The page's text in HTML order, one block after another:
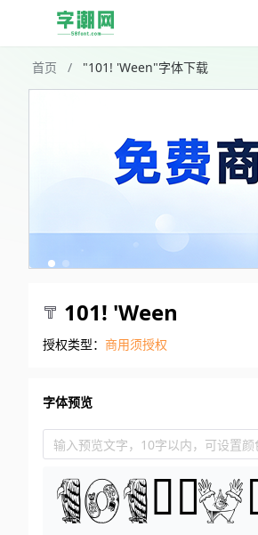
首页 / "101! 'Ween"字体下载
101! 'Ween
授权类型： 商用须授权
字体预览
输入预览文字，10字以内，可设置